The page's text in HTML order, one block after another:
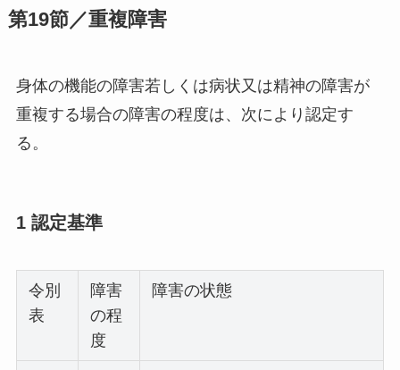
第19節／重複障害
身体の機能の障害若しくは病状又は精神の障害が
重複する場合の障害の程度は、次により認定す
る。
1 認定基準
令別
表
障害
の程
度
障害の状態